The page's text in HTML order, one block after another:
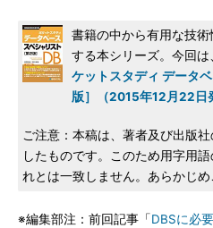
書籍の中から有用な技
する本シリーズ。今回
ケットスタディ データ
版］（2015年12月22日
ご注意：本稿は、著者及び出版
したものです。このため用字用
れとは一致しません。あらかじめ
※編集部注：前回記事「DBSに必